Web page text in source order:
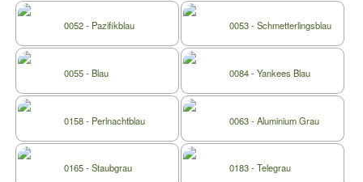
0052 - Pazifikblau 0053 - Schmetterlingsblau
0055 - Blau 0084 - Yankees Blau
0158 - Perlnachtblau 0063 - Aluminium Grau
0165 - Staubgrau 0183 - Telegrau